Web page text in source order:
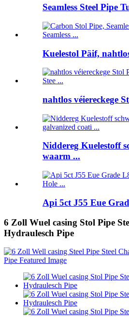
Seamless Steel Pipe
Kuelestol Päif,
nahtlos véiereckege
Niddereg Kuelestoff
waarm ...
Api 5ct J55 Eue
6 Zoll Wuel casing Stol Pipe
Hydraulesch Pipe